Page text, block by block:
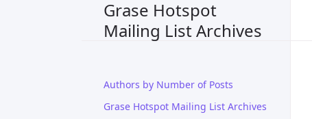
Grase Hotspot
Mailing List Archives
Authors by Number of Posts
Grase Hotspot Mailing List Archives